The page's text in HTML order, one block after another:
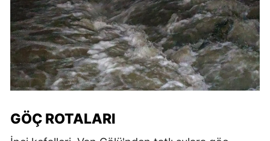
GÖÇ ROTALARI